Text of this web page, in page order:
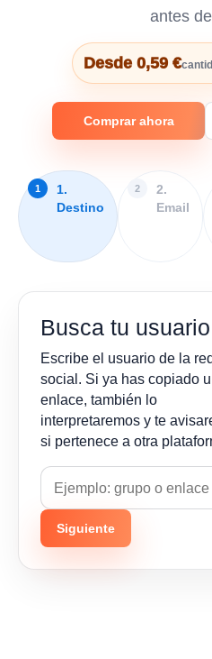
antes
Desde 0,59 €
Comprar ahora
1.
Destino
2.
Email
Busca tu usuario
Escribe el usuario de la red
social. Si ya has copiado
enlace, también lo
interpretaremos y te
si pertenece a otra
Siguiente